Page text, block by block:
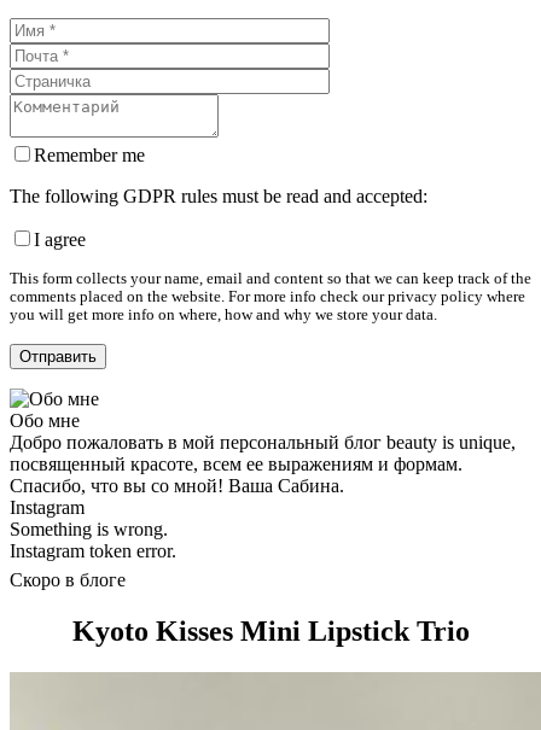
Remember me
The following GDPR rules must be read and accepted:
I agree
This form collects your name, email and content so that we can keep track of the
comments placed on the website. For more info check our privacy policy where
you will get more info on where, how and why we store your data.
Обо мне
Добро пожаловать в мой персональный блог beauty is unique,
посвященный красоте, всем ее выражениям и формам.
Спасибо, что вы со мной! Ваша Сабина.
Instagram
Something is wrong.
Instagram token error.
Скоро в блоге
Kyoto Kisses Mini Lipstick Trio